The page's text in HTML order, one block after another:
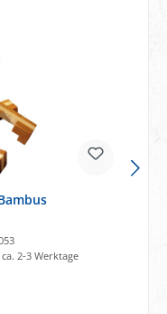
2-3 Werktage